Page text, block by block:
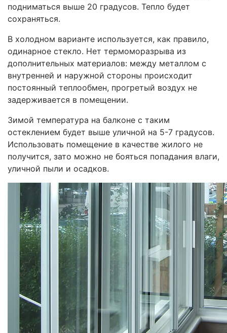
подниматься выше 20 градусов. Тепло будет
сохраняться.
В холодном варианте используется, как правило,
одинарное стекло. Нет термоморазрыва из
дополнительных материалов: между металлом с
внутренней и наружной стороны происходит
постоянный теплообмен, прогретый воздух не
задерживается в помещении.
Зимой температура на балконе с таким
остеклением будет выше уличной на 5-7 градусов.
Использовать помещение в качестве жилого не
получится, зато можно не бояться попадания влаги,
уличной пыли и осадков.